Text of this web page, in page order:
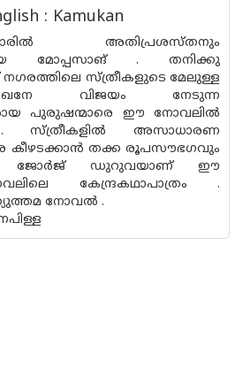
: Kamukan
അതിപ്രശസ്തനും
മോപ്പസാങ് . തനിക്കു
നഗരത്തിലെ സ്ത്രീകളുടെ മേലുള്ള
വിജയം നേടുന്ന
പുരുഷന്മാരെ ഈ നോവലില്‍
. സ്ത്രീകളില്‍ അസാധാരണ
കീഴടക്കാ‌ന്‍ തക്ക രൂപസൗഭഗവും
ജോര്‍ജ് ഡുറുവയാണ് ഈ
കേന്ദ്രകഥാപാത്രം .
നോവല്‍ .